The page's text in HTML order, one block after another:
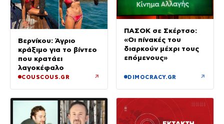
Βερνίκου: Άγριο
κράξιμο για το βίντεο
που κρατάει
λαγοκέφαλο
COUSCOUS.GR ↗
ΠΑΣΟΚ σε Σκέρτσο:
«Οι πίνακές του
διαρκούν μέχρι τους
επόμενους»
DIMOCRACY.GR ↗